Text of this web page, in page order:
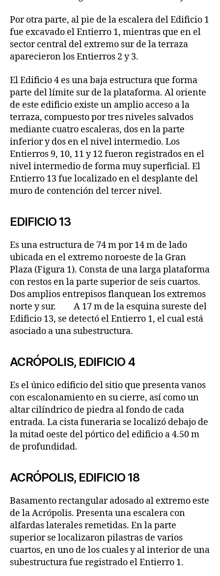
Por otra parte, al pie de la escalera del Edificio 1
fue excavado el Entierro 1, mientras que en el
sector central del extremo sur de la terraza
aparecieron los Entierros 2 y 3.
El Edificio 4 es una baja estructura que forma
parte del límite sur de la plataforma. Al oriente
de este edificio existe un amplio acceso a la
terraza, compuesto por tres niveles salvados
mediante cuatro escaleras, dos en la parte
inferior y dos en el nivel intermedio. Los
Entierros 9, 10, 11 y 12 fueron registrados en el
nivel intermedio de forma muy superficial. El
Entierro 13 fue localizado en el desplante del
muro de contención del tercer nivel.
EDIFICIO 13
Es una estructura de 74 m por 14 m de lado
ubicada en el extremo noroeste de la Gran
Plaza (Figura 1). Consta de una larga plataforma
con restos en la parte superior de seis cuartos.
Dos amplios entrepisos flanquean los extremos
norte y sur. A 17 m de la esquina sureste del
Edificio 13, se detectó el Entierro 1, el cual está
asociado a una subestructura.
ACRÓPOLIS, EDIFICIO 4
Es el único edificio del sitio que presenta vanos
con escalonamiento en su cierre, así como un
altar cilíndrico de piedra al fondo de cada
entrada. La cista funeraria se localizó debajo de
la mitad oeste del pórtico del edificio a 4.50 m
de profundidad.
ACRÓPOLIS, EDIFICIO 18
Basamento rectangular adosado al extremo este
de la Acrópolis. Presenta una escalera con
alfardas laterales remetidas. En la parte
superior se localizaron pilastras de varios
cuartos, en uno de los cuales y al interior de una
subestructura fue registrado el Entierro 1.